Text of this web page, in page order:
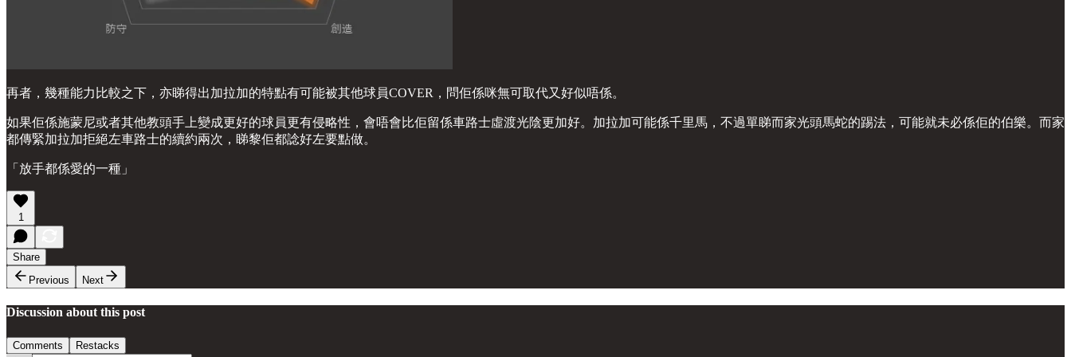
再者，幾種能力比較之下，亦睇得出加拉加的特點有可能被其他球員COVER，問佢係咪無可取代又好似唔係。
如果佢係施蒙尼或者其他教頭手上變成更好的球員更有侵略性，會唔會比佢留係車路士虛渡光陰更加好。加拉加可能係千里馬，不過單睇而家光頭馬蛇的踢法，可能就未必係佢的伯樂。而家
都傳緊加拉加拒絕左車路士的續約兩次，睇黎佢都諗好左要點做。
「放手都係愛的一種」
1
Share
Previous
Next
Discussion about this post
Comments Restacks